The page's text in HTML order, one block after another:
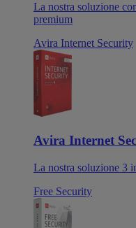
La nostra soluzione
premium
Avira Internet Security
Avira Internet
La nostra soluzione 3
Free Security